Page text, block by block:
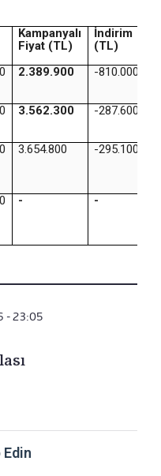
Kampanyalı
Fiyat (TL)
İndirim
(TL)
2.389.900 -810.000
3.562.300 -287.600
3.654.800 -295.100
- -
- 23:05